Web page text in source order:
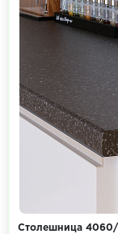
Столешница 4060/